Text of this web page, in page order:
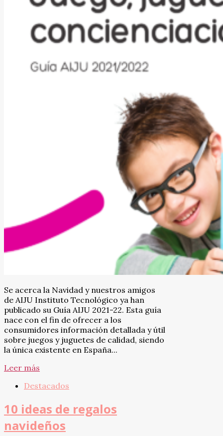
Se acerca la Navidad y nuestros amigos
de AIJU Instituto Tecnológico ya han
publicado su Guía AIJU 2021-22. Esta guía
nace con el fin de ofrecer a los
consumidores información detallada y útil
sobre juegos y juguetes de calidad, siendo
la única existente en España...
Leer más
Destacados
10 ideas de regalos
navideños